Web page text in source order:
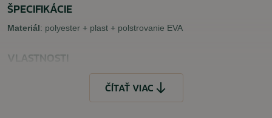
ŠPECIFIKÁCIE
Materiál: polyester + plast + polstrovanie EVA
VLASTNOSTI
univerzálna veľkosť (nastaviteľné popruhy na suchý zips)
ČÍTAŤ VIAC